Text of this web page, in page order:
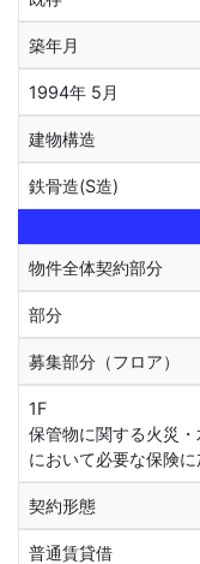
築年月
1994年 5月
建物構造
鉄骨造(S造)
物件全体契約部分
部分
募集部分（フロア）
1F
保管物に関する火災
において必要な保険に
契約形態
普通賃貸借